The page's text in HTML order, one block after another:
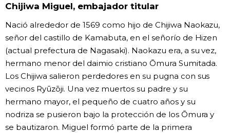
Chijiwa Miguel, embajador titular
Nació alrededor de 1569 como hijo de Chijiwa Naokazu,
señor del castillo de Kamabuta, en el señorío de Hizen
(actual prefectura de Nagasaki). Naokazu era, a su vez,
hermano menor del daimio cristiano Ōmura Sumitada.
Los Chijiwa salieron perdedores en su pugna con sus
vecinos Ryūzōji. Una vez muertos su padre y su
hermano mayor, el pequeño de cuatro años y su
nodriza se pusieron bajo la protección de los Ōmura y
se bautizaron. Miguel formó parte de la primera